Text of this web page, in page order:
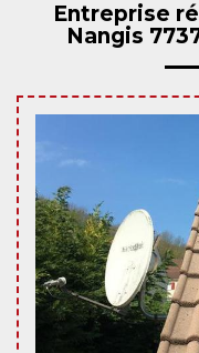
Entreprise
Nangis